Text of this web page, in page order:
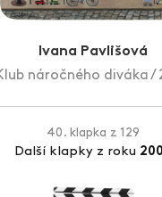
Ivana Pavlišová
náročného diváka /
40. klapka z 129
Další klapky z roku